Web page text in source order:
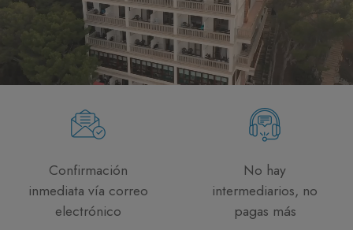
Confirmación
inmediata vía correo
electrónico
No hay
intermediarios, no
pagas más